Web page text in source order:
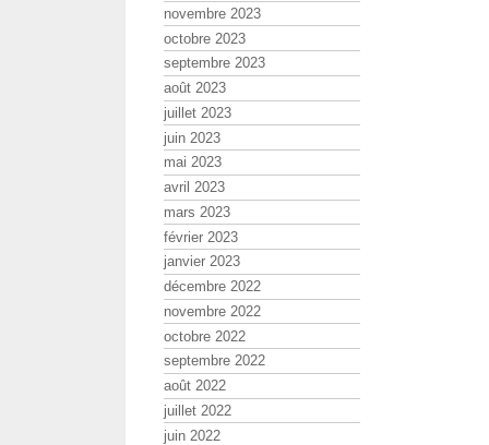
novembre 2023
octobre 2023
septembre 2023
août 2023
juillet 2023
juin 2023
mai 2023
avril 2023
mars 2023
février 2023
janvier 2023
décembre 2022
novembre 2022
octobre 2022
septembre 2022
août 2022
juillet 2022
juin 2022